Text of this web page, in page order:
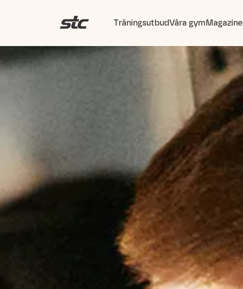
TräningsutbudVåra gymMagazine